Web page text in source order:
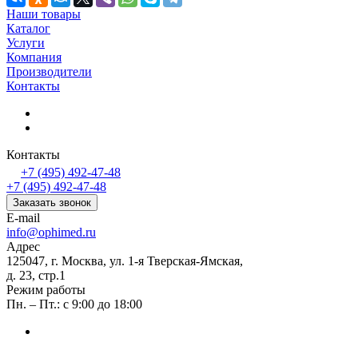
Наши товары
Каталог
Услуги
Компания
Производители
Контакты
Контакты
+7 (495) 492-47-48
+7 (495) 492-47-48
Заказать звонок
E-mail
info@ophimed.ru
Адрес
125047, г. Москва, ул. 1-я Тверская-Ямская,
д. 23, стр.1
Режим работы
Пн. – Пт.: с 9:00 до 18:00